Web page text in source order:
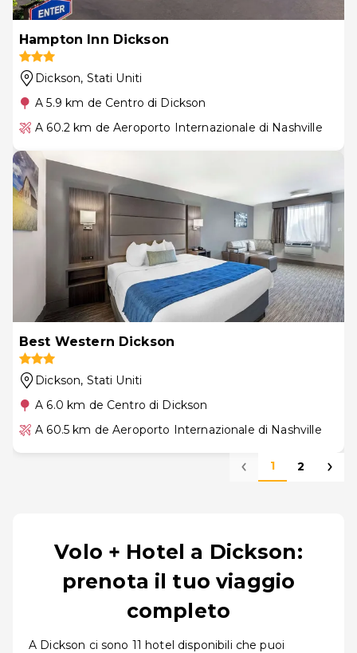
Hampton Inn Dickson
Dickson, Stati Uniti
A 5.9 km de Centro di Dickson
A 60.2 km de Aeroporto Internazionale di Nashville
Best Western Dickson
Dickson, Stati Uniti
A 6.0 km de Centro di Dickson
A 60.5 km de Aeroporto Internazionale di Nashville
1 2
Volo + Hotel a Dickson:
prenota il tuo viaggio
completo
A Dickson ci sono 11 hotel disponibili che puoi